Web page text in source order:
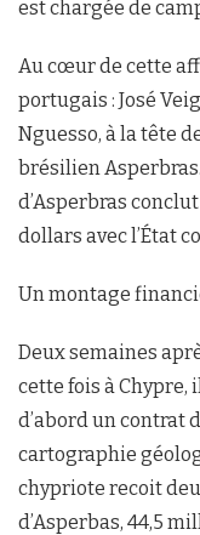
est chargée de
Au cœur de cette
portugais : José
Nguesso, à la tête
brésilien
d’Asperbras
dollars avec l’État
Un montage
Deux semaines
cette fois à Chypre,
d’abord un contrat
cartographie
chypriote recoit
d’Asperbas, 44,5